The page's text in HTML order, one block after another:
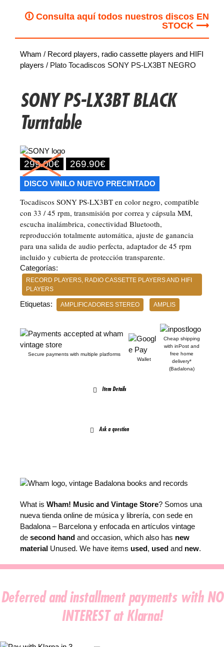
🛈 Consulta aquí todos nuestros discos EN
STOCK ⟶
Wham / Record players, radio cassette players and HIFI
players / Plato Tocadiscos SONY PS-LX3BT NEGRO
SONY PS-LX3BT BLACK
Turntable
299.00€
O
r
i
g
i
n
a
p
r
i
e
w
0
.
269.90€
u
r
r
e
n
t
r
i
c
i
s
.
DISCO VINILO NUEVO PRECINTADO
Tocadiscos SONY PS-LX3BT en color negro, compatible
con 33 / 45 rpm, transmisión por correa y cápsula MM,
escucha inalámbrica, conectividad Bluetooth,
reproducción totalmente automática, ajuste de ganancia
para una salida de audio perfecta, adaptador de 45 rpm
incluido y cubierta de protección transparente.
Categorías:
RECORD PLAYERS, RADIO CASSETTE PLAYERS AND HIFI
PLAYERS
Etiquetas: AMPLIFICADORES STEREO AMPLIS
Secure payments with multiple platforms
Wallet
Cheap shipping
with inPost and
free home
delivery*
(Badalona)
Item Details
Ask a question
What is Wham! Music and Vintage Store? Somos una
nueva tienda online de música y librería, con sede en
Badalona – Barcelona y enfocada en artículos vintage
de second hand and occasion, which also has new
material Unused. We have items used , used and new.
Deferred and installment payments with NO
INTEREST at Klarna!